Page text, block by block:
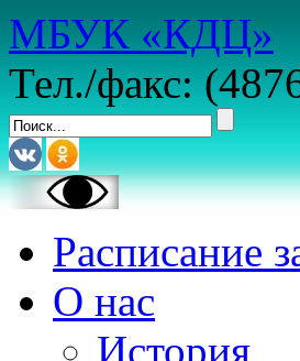
МБУК «КДЦ»
Тел./факс:
Расписание
О нас
История